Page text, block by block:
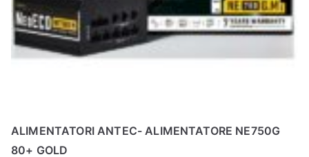
ALIMENTATORI ANTEC- ALIMENTATORE NE750G
80+ GOLD